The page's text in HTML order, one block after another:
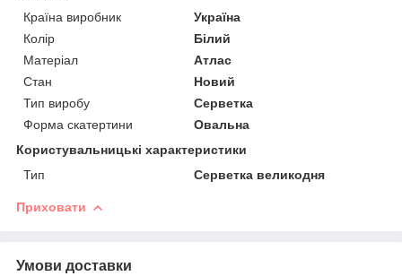
Країна виробник
Україна
Колір
Білий
Матеріал
Атлас
Стан
Новий
Тип виробу
Серветка
Форма скатертини
Овальна
Користувальницькі характеристики
Тип
Серветка великодня
Приховати
Умови доставки